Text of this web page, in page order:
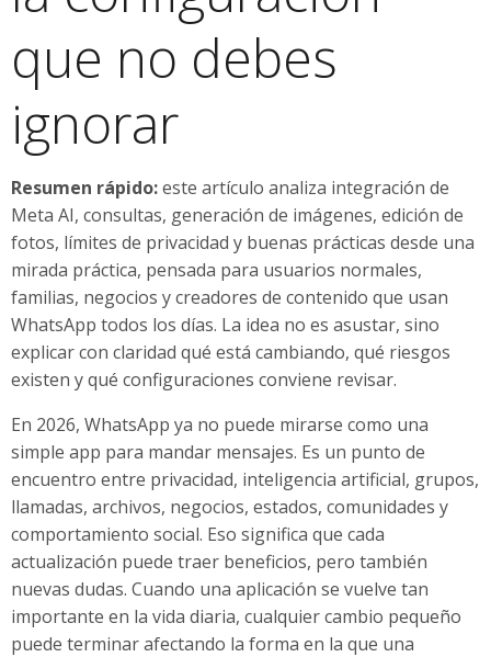
que no debes
ignorar
Resumen rápido:este artículo analiza integración de
Meta AI, consultas, generación de imágenes, edición de
fotos, límites de privacidad y buenas prácticas desde una
mirada práctica, pensada para usuarios normales,
familias, negocios y creadores de contenido que usan
WhatsApp todos los días. La idea no es asustar, sino
explicar con claridad qué está cambiando, qué riesgos
existen y qué configuraciones conviene revisar.
En 2026, WhatsApp ya no puede mirarse como una
simple app para mandar mensajes. Es un punto de
encuentro entre privacidad, inteligencia artificial, grupos,
llamadas, archivos, negocios, estados, comunidades y
comportamiento social. Eso significa que cada
actualización puede traer beneficios, pero también
nuevas dudas. Cuando una aplicación se vuelve tan
importante en la vida diaria, cualquier cambio pequeño
puede terminar afectando la forma en la que una